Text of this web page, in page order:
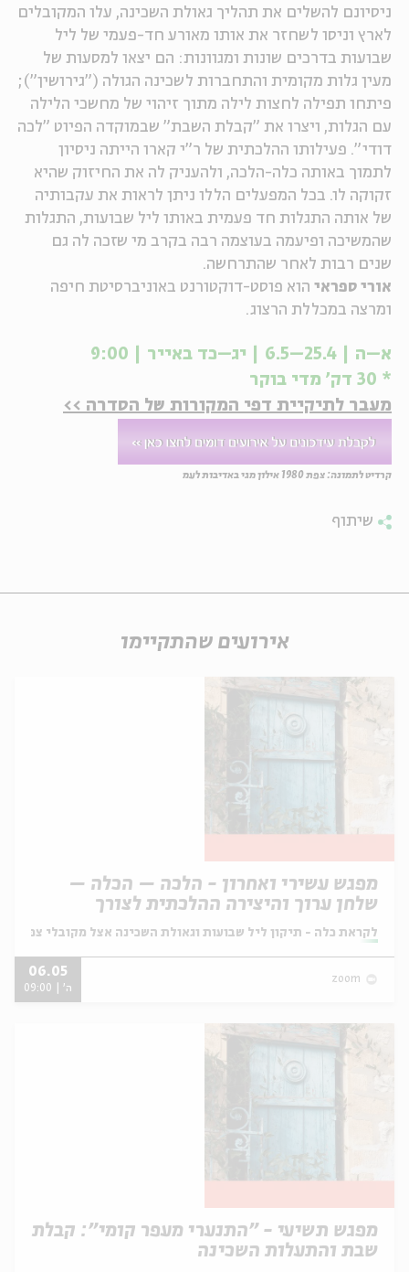
ניסיונם להשלים את תהליך גאולת השכינה, עלו המקובלים
לארץ וניסו לשחזר את אותו מאורע חד-פעמי של ליל
שבועות בדרכים שונות ומגוונות: הם יצאו למסעות של
מעין גלות מקומית והתחברות לשכינה הגולה ("גירושין");
פיתחו תפילה לחצות לילה מתוך זיהוי של מחשכי הלילה
עם הגלות, ויצרו את "קבלת השבת" שבמוקדה הפיוט "לכה
דודי". פעילותו ההלכתית של ר"י קארו הייתה ניסיון
לתמוך באותה כלה-הלכה, ולהעניק לה את החיזוק שהיא
זקוקה לו. בכל המפעלים הללו ניתן לראות את עקבותיה
של אותה התגלות חד פעמית באותו ליל שבועות, התגלות
שהמשיכה ופיעמה בעוצמה רבה בקרב מי שזכה לה גם
שנים רבות לאחר שהתרחשה.
אורי ספראי הוא פוסט-דוקטורנט באוניברסיטת חיפה
ומרצה במכללת הרצוג.
א–ה | 25.4–6.5 | יג–כד באייר | 9:00
* 30 דק' מדי בוקר
מעבר לתיקיית דפי המקורות של הסדרה >>
קרדיט לתמונה: צפת 1980 אילון מגי באדיבות לעמ
שיתוף
אירועים שהתקיימו
מפגש עשירי ואחרון - הלכה – הכלה –
שלחן ערוך והיצירה ההלכתית לצורך
השכינה
מתוך:
לקראת כלה - תיקון ליל שבועות וגאולת השכינה אצל מקובלי צפת
zoom
06.05
ה' | 09:00
מפגש תשיעי - "התנערי מעפר קומי": קבלת
שבת והתעלות השכינה